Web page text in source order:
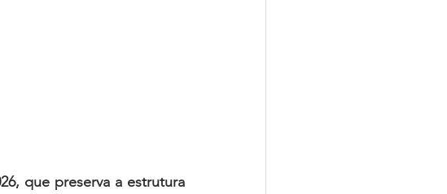
que preserva a estrutura